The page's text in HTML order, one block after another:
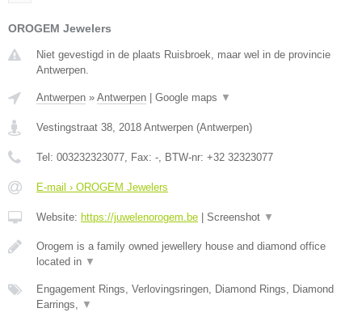
OROGEM Jewelers
Niet gevestigd in de plaats Ruisbroek, maar wel in de provincie
Antwerpen.
Antwerpen » Antwerpen Google maps ▼
Vestingstraat 38, 2018 Antwerpen (Antwerpen)
Tel: 003232323077, Fax: -, BTW-nr: +32 32323077
E-mail › OROGEM Jewelers
Website: https://juwelenorogem.be Screenshot ▼
Orogem is a family owned jewellery house and diamond office
located in ▼
Engagement Rings, Verlovingsringen, Diamond Rings, Diamond
Earrings, ▼